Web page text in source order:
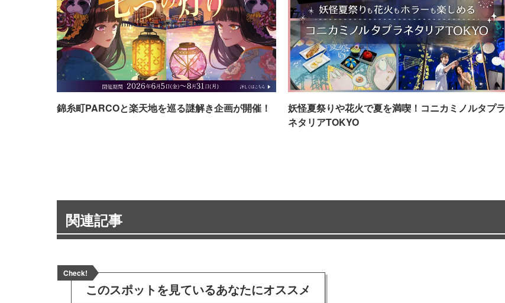
錦糸町PARCOと楽天地を巡る謎解き企画が開催！
妖怪夏祭りや花火で夏を満喫！コニカミノルタプラ
ネタリアTOKYO
関連記事
Check!
このスポットを見ているあなたにオススメ